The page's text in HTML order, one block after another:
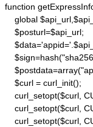
function
global
    $posturl=$api_url;
    $curl = curl_init();